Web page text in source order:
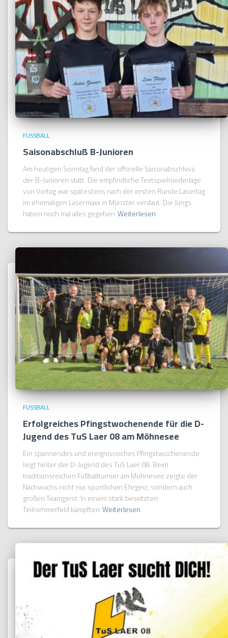
FUSSBALL
Saisonabschluß B-Junioren
Am heutigen Sonntag fand der offizielle Saisonabschluss
der B-Junioren statt. Die empfindliche Testspielniederlage
von Vortag war spätestens nach der ersten Runde Lasertag
im ehemaligen Lasermaxx in Münster verdaut. Die Jungs
haben noch mal alles gegeben Weiterlesen
FUSSBALL
Erfolgreiches Pfingstwochenende für die D-
Jugend des TuS Laer 08 am Möhnesee
Ein spannendes und ereignisreiches Pfingstwochenende
liegt hinter der D-Jugend des TuS Laer 08. Beim
traditionsreichen Fußballturnier am Möhnesee zeigte der
Nachwuchs nicht nur sportlichen Ehrgeiz, sondern auch
großen Teamgeist. In einem stark besetzten
Teilnehmerfeld kämpften Weiterlesen